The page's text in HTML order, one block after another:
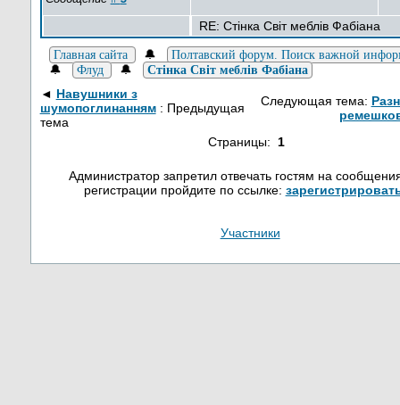
RE: Стінка Світ меблів Фабіана
Главная сайта 🔔 Полтавский форум. Поиск важной
🔔 Флуд 🔔 Стінка Світ меблів Фабіана
◄ Навушники з
шумопоглинанням: Предыдущая
тема
Следующая тема:
Страницы:1
Администратор запретил отвечать гостям на
регистрации пройдите по ссылке:
Участники